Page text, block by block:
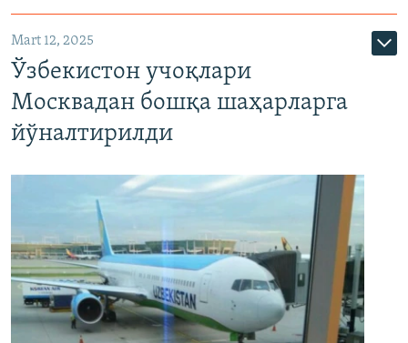
Mart 12, 2025
Ўзбекистон учоқлари
Москвадан бошқа шаҳарларга
йўналтирилди